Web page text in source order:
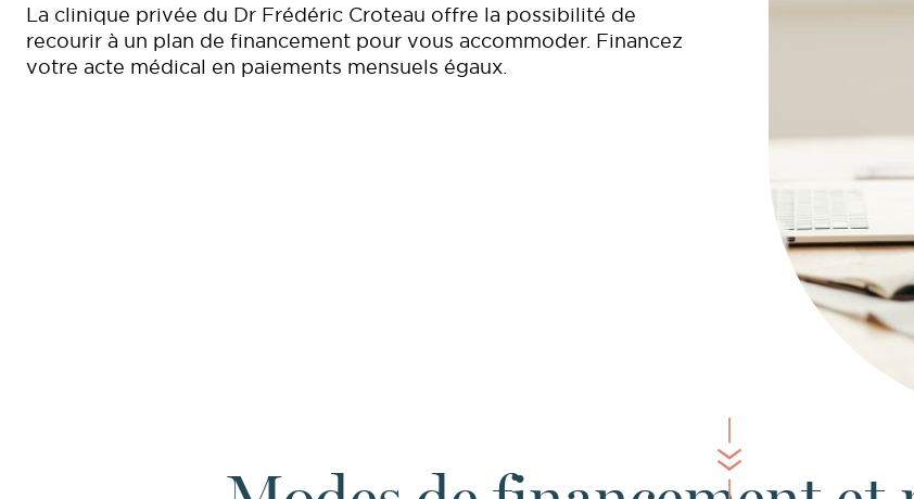
La clinique privée du Dr Frédéric Croteau offre la possibilité de
recourir à un plan de financement pour vous accommoder. Financez
votre acte médical en paiements mensuels égaux.